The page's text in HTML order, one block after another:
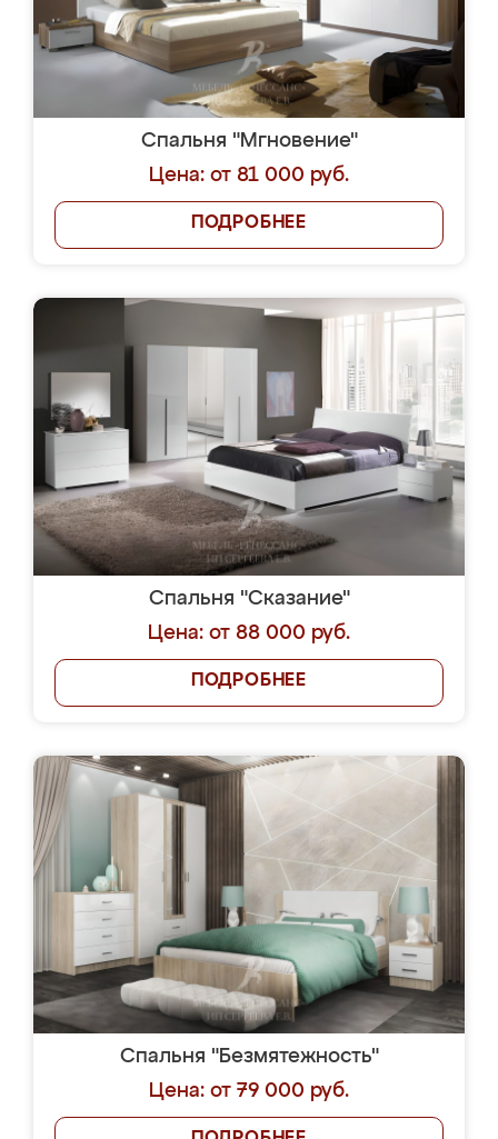
Спальня "Мгновение"
Цена: от 81 000 руб.
ПОДРОБНЕЕ
Спальня "Сказание"
Цена: от 88 000 руб.
ПОДРОБНЕЕ
Спальня "Безмятежность"
Цена: от 79 000 руб.